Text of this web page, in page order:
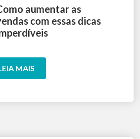
aumentar as
com essas dicas
MAIS